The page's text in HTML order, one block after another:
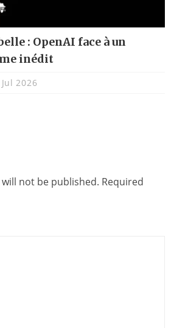
: OpenAI face à un
inédit
2026
not be published. Required